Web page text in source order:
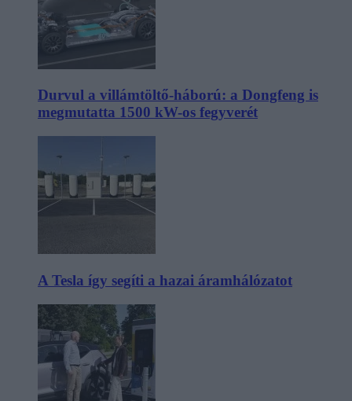
Durvul a villámtöltő-háború: a Dongfeng is
megmutatta 1500 kW-os fegyverét
A Tesla így segíti a hazai áramhálózatot